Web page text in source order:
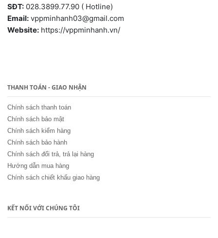
SĐT: 028.3899.77.90 ( Hotline)
Email: vppminhanh03@gmail.com
Website: https://vppminhanh.vn/
THANH TOÁN - GIAO NHẬN
Chính sách thanh toán
Chính sách bảo mật
Chính sách kiểm hàng
Chính sách bảo hành
Chính sách đổi trả, trả lại hàng
Hướng dẫn mua hàng
Chính sách chiết khấu giao hàng
KẾT NỐI VỚI CHÚNG TÔI